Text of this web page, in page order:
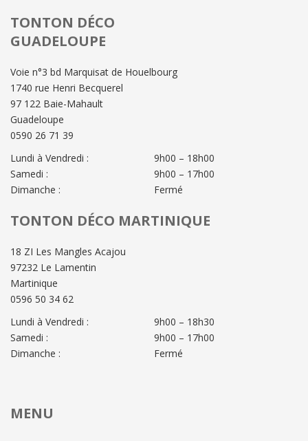
TONTON DÉCO
GUADELOUPE
Voie n°3 bd Marquisat de Houelbourg
1740 rue Henri Becquerel
97 122 Baie-Mahault
Guadeloupe
0590 26 71 39
Lundi à Vendredi :
Samedi :
Dimanche :
9h00 – 18h00
9h00 – 17h00
Fermé
TONTON DÉCO MARTINIQUE
18 ZI Les Mangles Acajou
97232 Le Lamentin
Martinique
0596 50 34 62
Lundi à Vendredi :
Samedi :
Dimanche :
9h00 – 18h30
9h00 – 17h00
Fermé
MENU